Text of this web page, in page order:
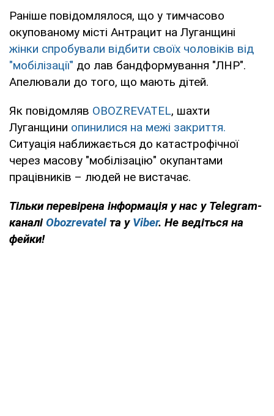
Раніше повідомлялося, що у тимчасово
окупованому місті Антрацит на Луганщині
жінки спробували відбити своїх чоловіків від
"мобілізації" до лав бандформування "ЛНР".
Апелювали до того, що мають дітей.
Як повідомляв OBOZREVATEL, шахти
Луганщини опинилися на межі закриття.
Ситуація наближається до катастрофічної
через масову "мобілізацію" окупантами
працівників – людей не вистачає.
Тільки перевірена інформація у нас у Telegram-
каналі Obozrevatelта у Viber. Не ведіться на
фейки!